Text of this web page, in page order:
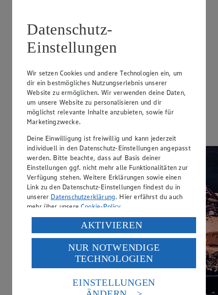
Zubereitungsdauer
2 h 20 min.
Vegan
Ernährungsweise
Vegetarisch
Ernährungsweise
Datenschutz-
Einstellungen
Wir setzen Cookies und andere Technologien ein, um
dir ein bestmögliches Nutzungserlebnis unserer
Website zu ermöglichen. Wir verwenden deine Daten,
um unsere Website zu personalisieren und dir
möglichst relevante Inhalte anzubieten, sowie für
Marketingzwecke.
Deine Einwilligung ist freiwillig und kann jederzeit
individuell in den Datenschutz-Einstellungen angepasst
werden. Bitte beachte, dass auf Basis deiner
Einstellungen ggf. nicht mehr alle Funktionalitäten zur
Verfügung stehen. Weitere Erklärungen sowie einen
Link zu den Datenschutz-Einstellungen findest du in
unserer Datenschutzerklärung. Hier erfährst du auch
mehr über unsereCookie-Policy.
Verarbeitung deiner personenbezogenen Daten in den
USA durch Facebook und YouTube:
Wenn du auf „Aktivieren“ klickst, willigst du im Sinne
des Art. 49 Abs. 1 Satz 1 lit. a) DSGVO ein, dass deine
Daten in den USA verarbeitet werden. Der EuGH sieht
die USA als Land mit einem nach europäischen
Standards nicht angemessenen Datenschutzniveau an.
AKTIVIEREN
NUR NOTWENDIGE
TECHNOLOGIEN
EINSTELLUNGEN